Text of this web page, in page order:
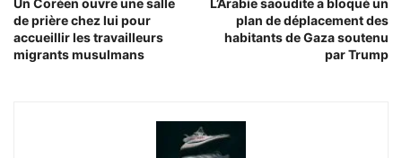
de prière chez lui pour
accueillir les travailleurs
migrants musulmans
plan de déplacement des
habitants de Gaza soutenu
par Trump